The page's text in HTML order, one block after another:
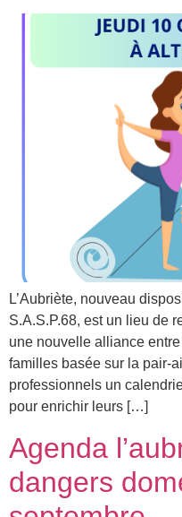
L’Aubriète, nouveau
S.A.S.P.68, est un lieu de
une nouvelle alliance
familles basée sur la pair-
professionnels un
pour enrichir leurs […]
Agenda
dangers